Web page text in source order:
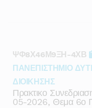
ΨΦ8Χ46Μ9ΞΗ-4ΧΒ
ΠΑΝΕΠΙΣΤΗΜΙΟ
ΔΙΟΙΚΗΣΗΣ
Πρακτικο
05-2026, Θεμα 6ο